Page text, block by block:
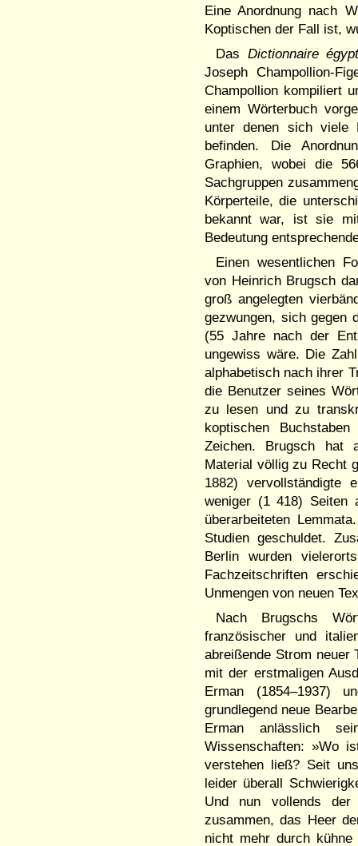
Eine Anordnung nach
Koptischen der Fall ist,
Das Dictionnaire
Joseph Champollion-
Champollion kompiliert
einem Wörterbuch
unter denen sich viele
befinden. Die
Graphien, wobei die
Sachgruppen
Körperteile, die
bekannt war, ist sie
Bedeutung
Einen wesentlichen
von Heinrich Brugsch
groß angelegten
gezwungen, sich gegen
(55 Jahre nach der
ungewiss wäre. Die
alphabetisch nach ihrer
die Benutzer seines
zu lesen und zu
koptischen
Zeichen. Brugsch hat
Material völlig zu Recht
1882) vervollständigte
weniger (1 418)
überarbeiteten
Studien geschuldet.
Berlin wurden
Fachzeitschriften
Unmengen von neuen
Nach Brugschs
französischer und
abreißende Strom neuer
mit der erstmaligen
Erman (1854–1937)
grundlegend neue
Erman anlässlich
Wissenschaften: »Wo
verstehen ließ? Seit
leider überall
Und nun vollends der
zusammen, das Heer
nicht mehr durch